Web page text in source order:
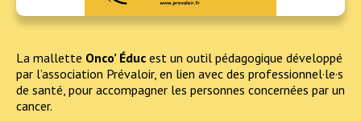
La mallette Onco’ Éduc est un outil pédagogique développé
par l’association Prévaloir, en lien avec des professionnel·le·s
de santé, pour accompagner les personnes concernées par un
cancer.